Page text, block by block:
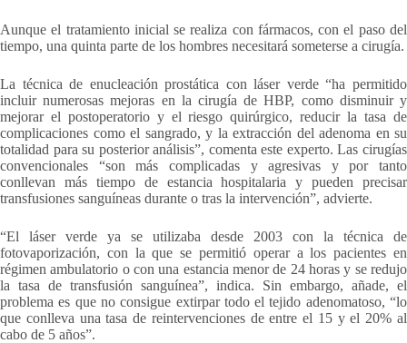
Aunque el tratamiento inicial se realiza con fármacos, con el paso del
tiempo, una quinta parte de los hombres necesitará someterse a cirugía.
La técnica de enucleación prostática con láser verde “ha permitido
incluir numerosas mejoras en la cirugía de HBP, como disminuir y
mejorar el postoperatorio y el riesgo quirúrgico, reducir la tasa de
complicaciones como el sangrado, y la extracción del adenoma en su
totalidad para su posterior análisis”, comenta este experto. Las cirugías
convencionales “son más complicadas y agresivas y por tanto
conllevan más tiempo de estancia hospitalaria y pueden precisar
transfusiones sanguíneas durante o tras la intervención”, advierte.
“El láser verde ya se utilizaba desde 2003 con la técnica de
fotovaporización, con la que se permitió operar a los pacientes en
régimen ambulatorio o con una estancia menor de 24 horas y se redujo
la tasa de transfusión sanguínea”, indica. Sin embargo, añade, el
problema es que no consigue extirpar todo el tejido adenomatoso, “lo
que conlleva una tasa de reintervenciones de entre el 15 y el 20% al
cabo de 5 años”.